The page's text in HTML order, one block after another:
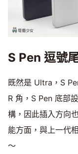
S Pen 逗號
既然是 Ultra，S
R 角，S Pen 底部
構，因此插入方向
能方面，與上一代
～